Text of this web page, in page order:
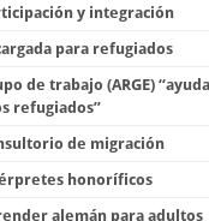
y integración
para refugiados
de trabajo (ARGE) “ayuda
refugiados”
de migración
honoríficos
alemán para adultos